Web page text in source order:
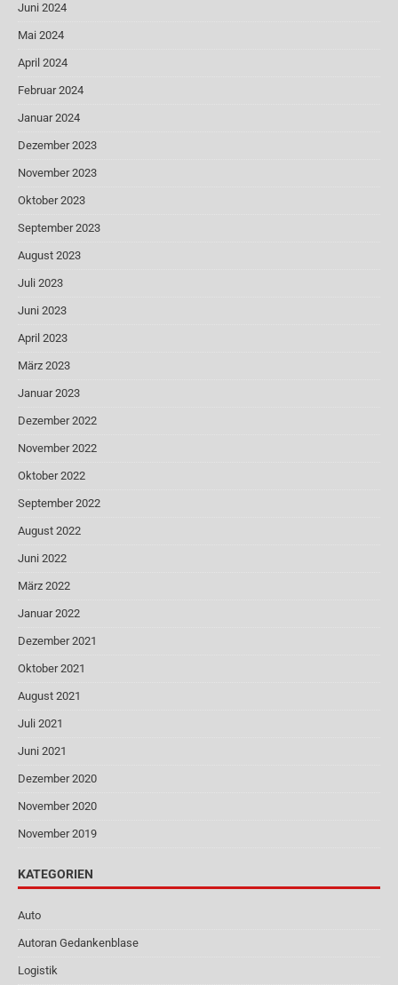
Juni 2024
Mai 2024
April 2024
Februar 2024
Januar 2024
Dezember 2023
November 2023
Oktober 2023
September 2023
August 2023
Juli 2023
Juni 2023
April 2023
März 2023
Januar 2023
Dezember 2022
November 2022
Oktober 2022
September 2022
August 2022
Juni 2022
März 2022
Januar 2022
Dezember 2021
Oktober 2021
August 2021
Juli 2021
Juni 2021
Dezember 2020
November 2020
November 2019
KATEGORIEN
Auto
Autoran Gedankenblase
Logistik